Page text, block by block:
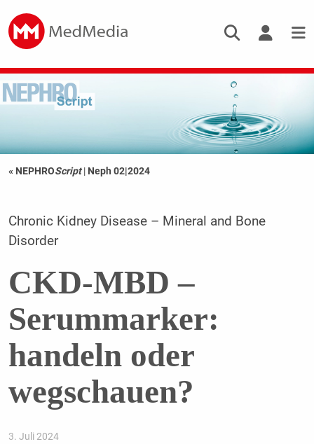
« NEPHROScript | Neph 02|2024
Chronic Kidney Disease – Mineral and Bone
Disorder
CKD-MBD –
Serummarker:
handeln oder
wegschauen?
3. Juli 2024